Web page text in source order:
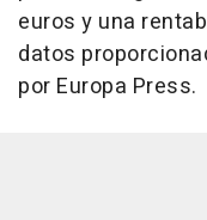
euros y una
datos
por Europa Press.